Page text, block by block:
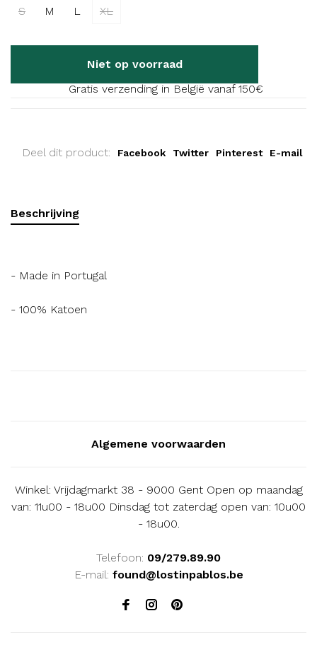
S M L XL
Niet op voorraad
Gratis verzending in België vanaf 150€
Deel dit product: Facebook Twitter Pinterest E-mail
Beschrijving
- Made in Portugal
- 100% Katoen
Algemene voorwaarden
Winkel: Vrijdagmarkt 38 - 9000 Gent Open op maandag
van: 11u00 - 18u00 Dinsdag tot zaterdag open van: 10u00
- 18u00.
Telefoon: 09/279.89.90
E-mail: found@lostinpablos.be